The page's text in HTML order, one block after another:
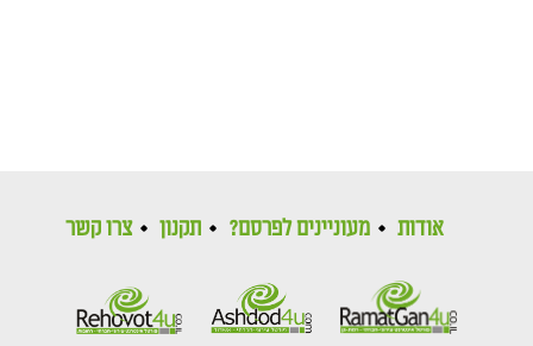
אודות מעוניינים לפרסם? תקנון צרו קשר